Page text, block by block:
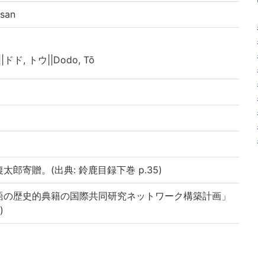
ドド, トウ||Dodo, Tō
郎寄贈。(出典: 鈴鹿目録下巻 p.35)
歴史的典籍の国際共同研究ネットワーク構築計画」